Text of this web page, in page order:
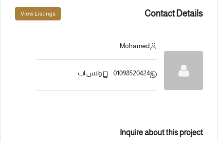
Contact Details
View Listings
Mohamed
01098520424 واتس اب
Inquire about this project